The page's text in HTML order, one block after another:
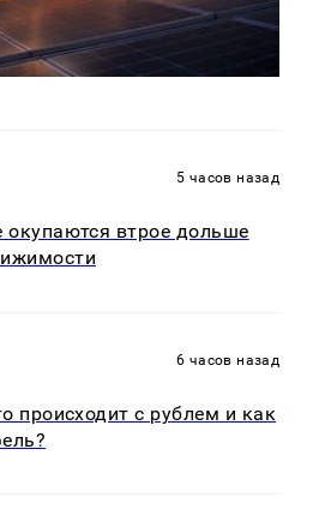
5 часов назад
окупаются втрое дольше
6 часов назад
происходит с рублем и как